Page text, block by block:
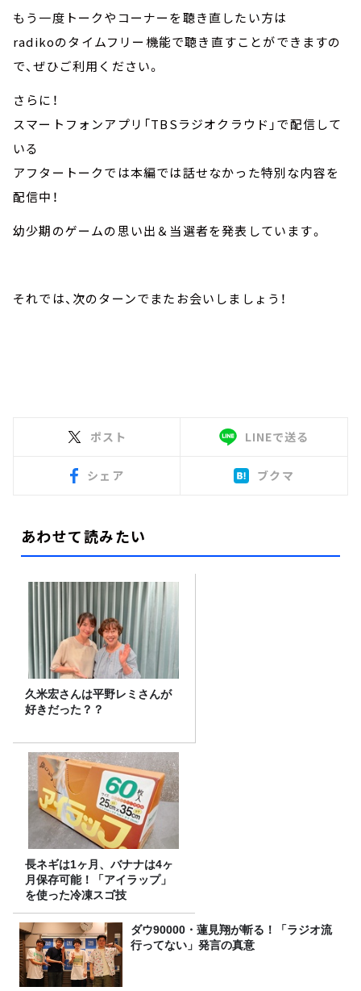
もう一度トークやコーナーを聴き直したい方は
radikoのタイムフリー機能で聴き直すことができますの
で、ぜひご利用ください。
さらに！
スマートフォンアプリ「TBSラジオクラウド」で配信して
いる
アフタートークでは本編では話せなかった特別な内容を
配信中！
幼少期のゲームの思い出＆当選者を発表しています。
それでは、次のターンでまたお会いしましょう！
ポスト LINEで送る
シェア ブクマ
あわせて読みたい
久米宏さんは平野レミさんが
好きだった？？
長ネギは1ヶ月、バナナは4ヶ
月保存可能！「アイラップ」
を使った冷凍スゴ技
ダウ90000・蓮見翔が斬る！「ラジオ流
行ってない」発言の真意